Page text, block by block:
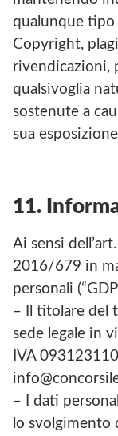
qualunque tipo
Copyright,
rivendicazioni,
qualsivoglia
sostenute a
sua
11.
Ai sensi
2016/679 in
personali
– Il titolare del
sede legale in
IVA
– I dati
lo svolgimento